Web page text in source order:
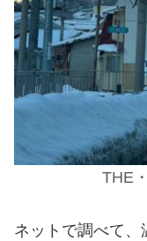
THE
ネットで調べて、